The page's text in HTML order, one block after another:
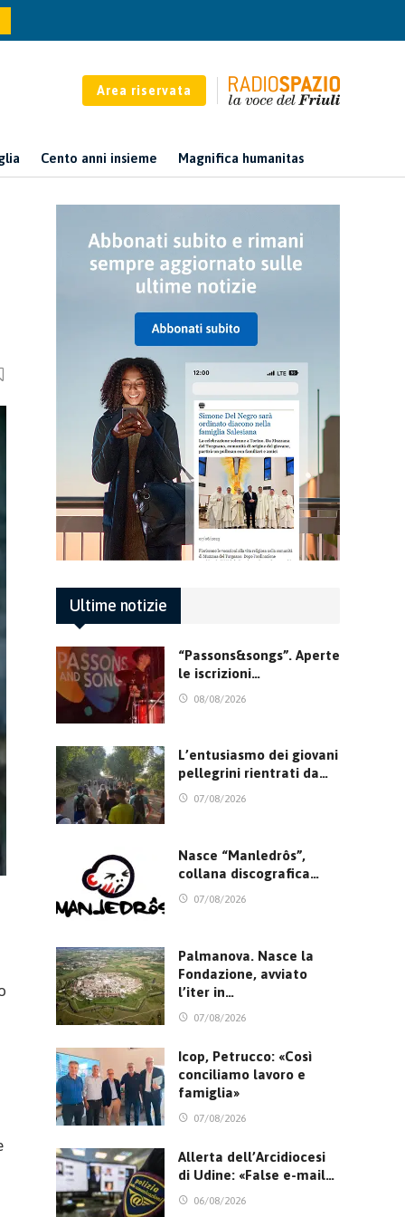
Area riservata
Cento anni insieme Magnifica humanitas
Ultime notizie
“Passons&songs”. Aperte
le iscrizioni…
08/08/2026
L’entusiasmo dei giovani
pellegrini rientrati da…
07/08/2026
Nasce “Manledrôs”,
collana discografica…
07/08/2026
Palmanova. Nasce la
Fondazione, avviato
l’iter in…
07/08/2026
Icop, Petrucco: «Così
conciliamo lavoro e
famiglia»
07/08/2026
Allerta dell’Arcidiocesi
di Udine: «False e-mail…
06/08/2026